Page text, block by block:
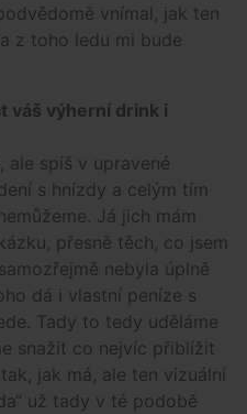
vnímal, jak ten
z toho ledu mi bude
váš výherní drink i
ale spíš v upravené
s hnízdy a celým tím
Já jich mám
přesně těch, co jsem
nebyla úplně
dá i vlastní peníze s
Tady to tedy uděláme
snažit co nejvíc přiblížit
jak má, ale ten vizuální
už tady v té podobě